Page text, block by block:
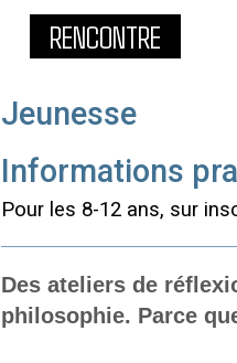
RENCONTRE
Jeunesse
Informations
Pour les 8-12 ans, sur
Des ateliers de
philosophie. Parce